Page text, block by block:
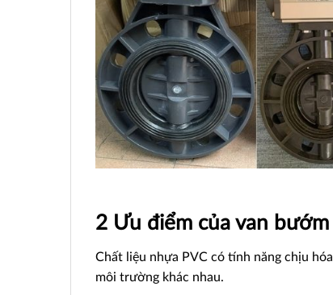
2 Ưu điểm của van
Chất liệu nhựa PVC có tính năng chịu
môi trường khác nhau.